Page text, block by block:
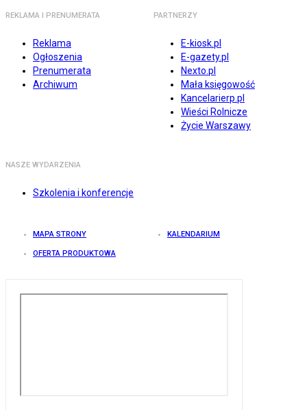
REKLAMA I PRENUMERATA
Reklama
Ogłoszenia
Prenumerata
Archiwum
PARTNERZY
E-kiosk.pl
E-gazety.pl
Nexto.pl
Mała księgowość
Kancelarierp.pl
Wieści Rolnicze
Życie Warszawy
NASZE WYDARZENIA
Szkolenia i konferencje
MAPA STRONY KALENDARIUM
OFERTA PRODUKTOWA